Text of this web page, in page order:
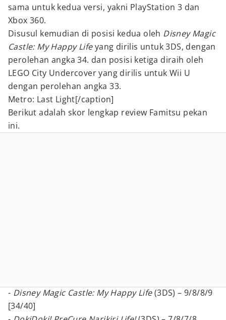
sama untuk kedua versi, yakni PlayStation 3 dan
Xbox 360.
Disusul kemudian di posisi kedua oleh Disney Magic
Castle: My Happy Lifeyang dirilis untuk 3DS, dengan
perolehan angka 34. dan posisi ketiga diraih oleh
LEGO City Undercover yang dirilis untuk Wii U
dengan perolehan angka 33.
Metro: Last Light[/caption]
Berikut adalah skor lengkap review Famitsu pekan
ini.
- DisneyMagic Castle: My Happy Life(3DS) – 9/8/8/9
[34/40]